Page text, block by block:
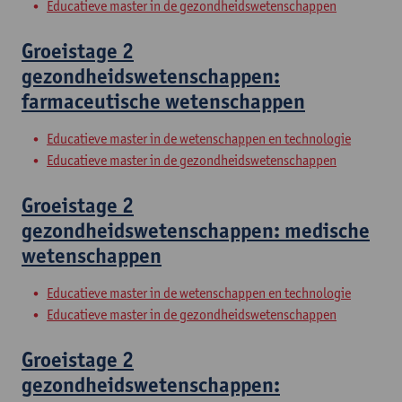
Educatieve master in de gezondheidswetenschappen
Groeistage 2
gezondheidswetenschappen:
farmaceutische wetenschappen
Educatieve master in de wetenschappen en technologie
Educatieve master in de gezondheidswetenschappen
Groeistage 2
gezondheidswetenschappen: medische
wetenschappen
Educatieve master in de wetenschappen en technologie
Educatieve master in de gezondheidswetenschappen
Groeistage 2
gezondheidswetenschappen: